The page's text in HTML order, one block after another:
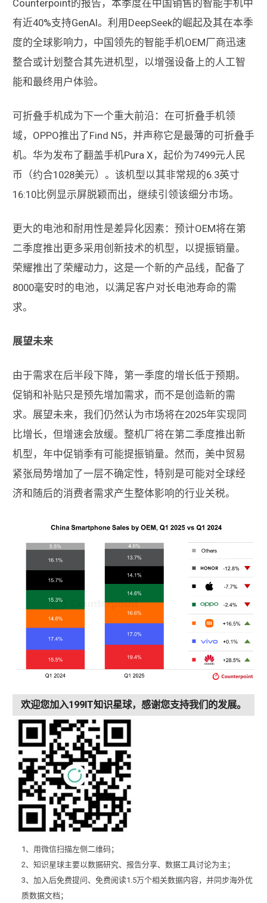
Counterpoint的报告，本季度在中国销售的智能手机中
有近40%支持GenAI。利用DeepSeek的崛起及其在本季
度的全球影响力，中国领先的智能手机OEM厂商迅速
整合或计划整合其先进机型，以增强设备上的人工智
能和最终用户体验。
可折叠手机成为下一个重大前沿：在可折叠手机领
域，OPPO推出了Find N5，并声称它是最薄的可折叠手
机。华为发布了翻盖手机Pura X，起价为7499元人民
币（约合1028美元）。该机型以其非常规的6.3英寸
16:10比例显示屏脱颖而出，继续引领该细分市场。
更大的电池和耐用性是差异化因素：预计OEM将在第
二季度推出更多采用创新技术的机型，以提振销量。
荣耀推出了荣耀动力，这是一个新的产品线，配备了
8000毫安时的电池，以满足客户对长电池寿命的需
求。
展望未来
由于需求在后半段下降，第一季度的增长低于预期。
促销和补贴只是预先增加需求，而不是创造新的需
求。展望未来，我们仍然认为市场将在2025年实现同
比增长，但增速会放缓。整机厂将在第二季度推出新
机型，年中促销季有可能提振销量。然而，美中贸易
紧张局势增加了一层不确定性，特别是可能对全球经
济和随后的消费者需求产生整体影响的行业关税。
欢迎您加入199IT知识星球，感谢您支持我们的发展。
1、用微信扫描左侧二维码；
2、知识星球主要以数据研究、报告分享、数据工具讨论为主；
3、加入后免费提问、免费阅读1.5万个相关数据内容，并同步海外优
质数据文档；